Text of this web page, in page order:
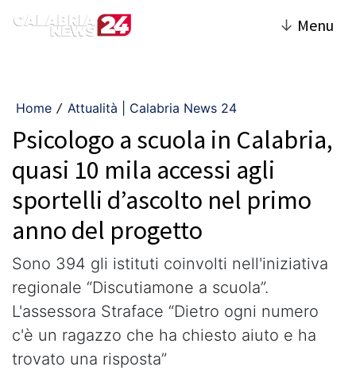
↓ Menu
Home / Attualità | Calabria News 24
Psicologo a scuola in Calabria,
quasi 10 mila accessi agli
sportelli d’ascolto nel primo
anno del progetto
Sono 394 gli istituti coinvolti nell'iniziativa
regionale “Discutiamone a scuola”.
L'assessora Straface “Dietro ogni numero
c'è un ragazzo che ha chiesto aiuto e ha
trovato una risposta”